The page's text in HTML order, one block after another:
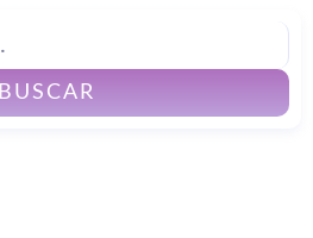
BUSCAR